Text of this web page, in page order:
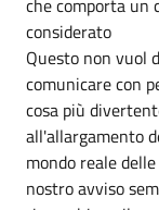
considerato
Questo non vuol
comunicare con
cosa più
all'allargamento
mondo reale
nostro avviso